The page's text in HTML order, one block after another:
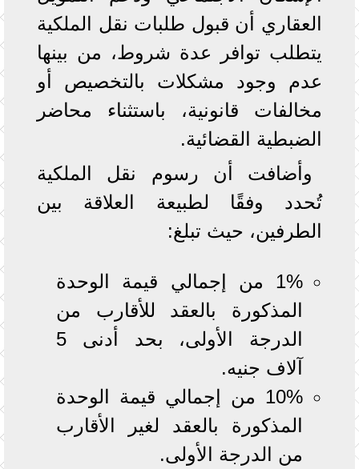
العقاري أن قبول طلبات نقل الملكية
يتطلب توافر عدة شروط، من بينها
عدم وجود مشكلات بالتخصيص أو
مخالفات قانونية، باستثناء محاضر
الضبطية القضائية.
وأضافت أن رسوم نقل الملكية
تُحدد وفقًا لطبيعة العلاقة بين
الطرفين، حيث تبلغ:
1% من إجمالي قيمة الوحدة
المذكورة بالعقد للأقارب من
الدرجة الأولى، بحد أدنى 5
آلاف جنيه.
10% من إجمالي قيمة الوحدة
المذكورة بالعقد لغير الأقارب
من الدرجة الأولى.